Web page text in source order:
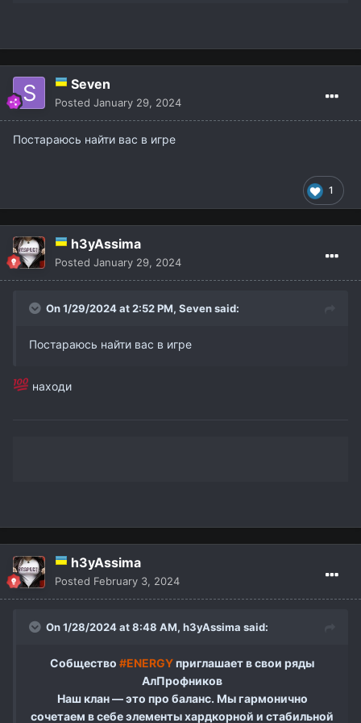
Seven
Posted January 29, 2024
Постараюсь найти вас в игре
1
h3yAssima
Posted January 29, 2024
On 1/29/2024 at 2:52 PM, Sevensaid:
Постараюсь найти вас в игре
находи
h3yAssima
Posted February 3, 2024
On 1/28/2024 at 8:48 AM, h3yAssima said:
Cобщество #ENERGYприглашает в свои ряды
АлПрофников
Наш клан — это про баланс. Мы гармонично
сочетаем в себе элементы хардкорной и стабильной